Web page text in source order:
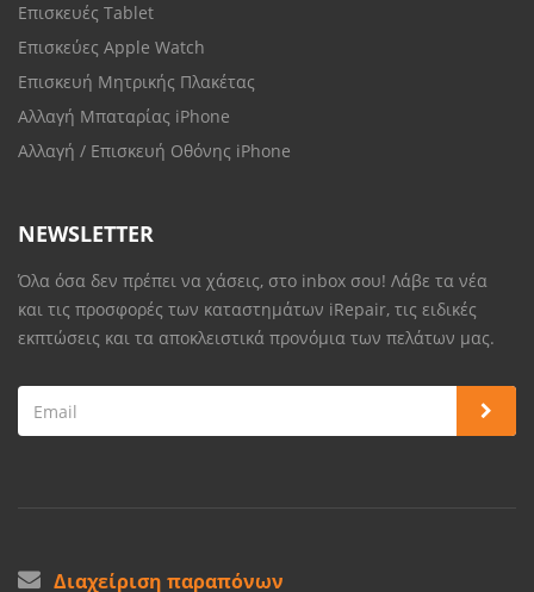
Επισκευές Tablet
Επισκεύες Apple Watch
Επισκευή Μητρικής Πλακέτας
Αλλαγή Μπαταρίας iPhone
Αλλαγή / Επισκευή Οθόνης iPhone
NEWSLETTER
Όλα όσα δεν πρέπει να χάσεις, στο inbox σου! Λάβε τα νέα
και τις προσφορές των καταστημάτων iRepair, τις ειδικές
εκπτώσεις και τα αποκλειστικά προνόμια των πελάτων μας.
Διαχείριση παραπόνων